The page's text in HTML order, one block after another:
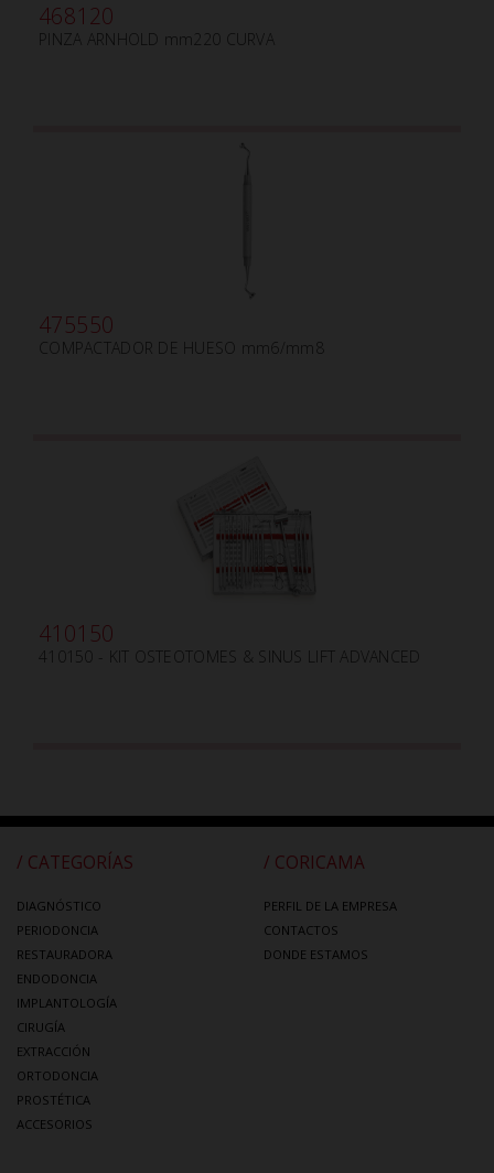
468120
PINZA ARNHOLD mm220 CURVA
475550
COMPACTADOR DE HUESO mm6/mm8
410150
410150 - KIT OSTEOTOMES & SINUS LIFT ADVANCED
/ CATEGORÍAS
DIAGNÓSTICO
PERIODONCIA
RESTAURADORA
ENDODONCIA
IMPLANTOLOGÍA
CIRUGÍA
EXTRACCIÓN
ORTODONCIA
PROSTÉTICA
ACCESORIOS
/ CORICAMA
PERFIL DE LA EMPRESA
CONTACTOS
DONDE ESTAMOS